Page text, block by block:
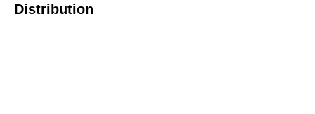
Distribution